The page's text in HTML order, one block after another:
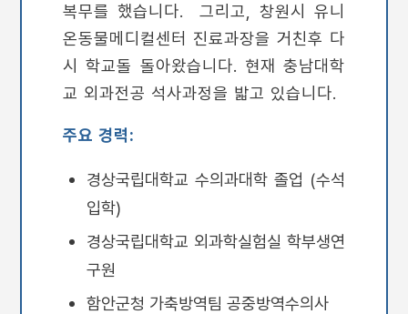
복무를 했습니다. 그리고, 창원시 유니
온동물메디컬센터 진료과장을 거친후 다
시 학교돌 돌아왔습니다. 현재 충남대학
교 외과전공 석사과정을 밟고 있습니다.
주요 경력:
경상국립대학교 수의과대학 졸업 (수석
입학)
경상국립대학교 외과학실험실 학부생연
구원
함안군청 가축방역팀 공중방역수의사